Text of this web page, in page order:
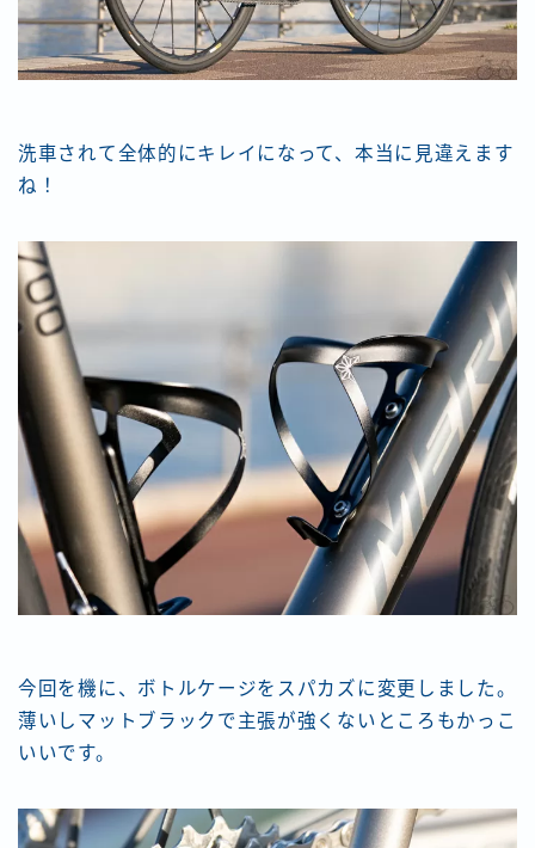
洗車されて全体的にキレイになって、本当に見違えます
ね！
今回を機に、ボトルケージをスパカズに変更しました。
薄いしマットブラックで主張が強くないところもかっこ
いいです。